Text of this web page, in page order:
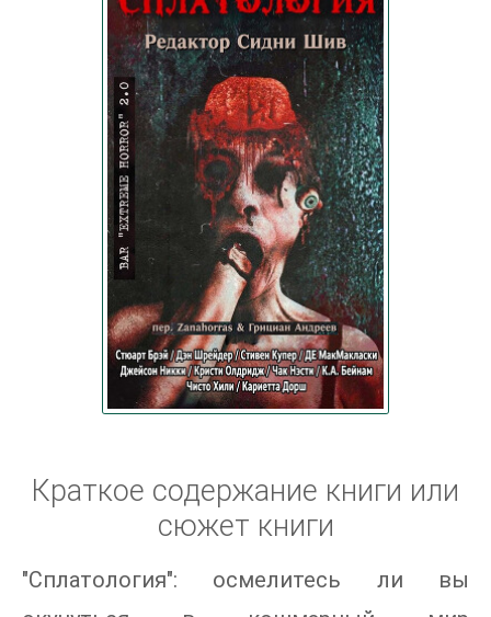
Краткое содержание книги или
сюжет книги
"Сплатология": осмелитесь ли вы